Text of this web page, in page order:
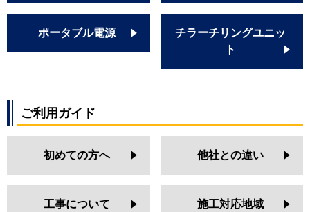
ポータブル電源
チラーチリングユニッ
ト
ご利用ガイド
初めての方へ 他社との違い
工事について 施工対応地域